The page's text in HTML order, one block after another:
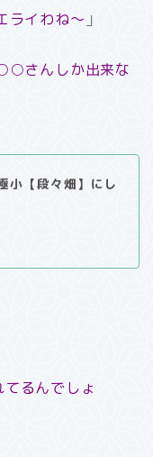
イわね～ 」
さんしか出来な
小【段々畑】にし
るんでしょ